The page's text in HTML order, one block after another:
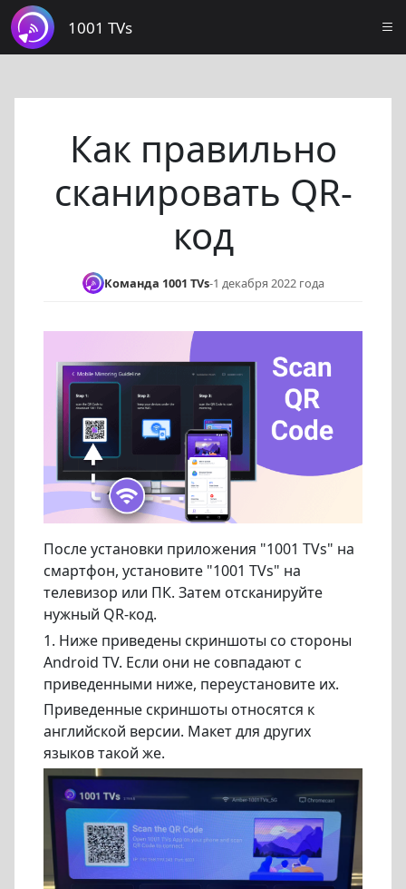
1001 TVs
Как правильно
сканировать QR-
код
Команда 1001 TVs-1 декабря 2022 года
После установки приложения "1001 TVs" на
смартфон, установите "1001 TVs" на
телевизор или ПК. Затем отсканируйте
нужный QR-код.
1. Ниже приведены скриншоты со стороны
Android TV. Если они не совпадают с
приведенными ниже, переустановите их.
Приведенные скриншоты относятся к
английской версии. Макет для других
языков такой же.